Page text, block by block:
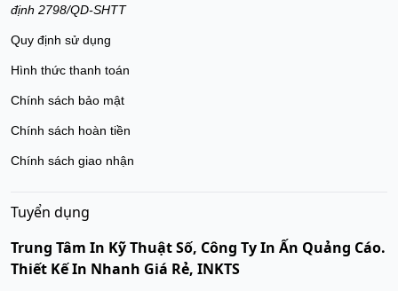
định 2798/QD-SHTT
Quy định sử dụng
Hình thức thanh toán
Chính sách bảo mật
Chính sách hoàn tiền
Chính sách giao nhận
Tuyển dụng
Trung Tâm In Kỹ Thuật Số, Công Ty In Ấn Quảng Cáo.
Thiết Kế In Nhanh Giá Rẻ, INKTS